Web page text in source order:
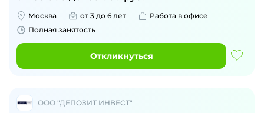
Москва от 3 до 6 лет
Работа в офисе
Полная занятость
Откликнуться
ООО "ДЕПОЗИТ ИНВЕСТ"